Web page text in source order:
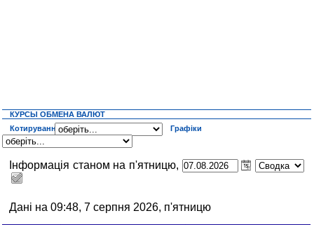
КУРСЫ ОБМЕНА ВАЛЮТ
Котирування
Графіки
Інформація станом на п'ятницю,
Дані на 09:48, 7 серпня 2026, п'ятницю